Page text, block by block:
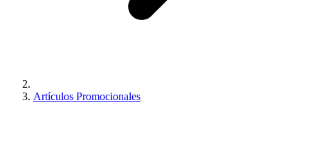
Artículos Promocionales